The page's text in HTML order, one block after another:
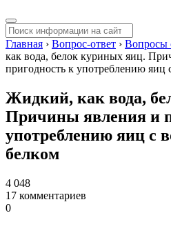
Главная › Вопрос-ответ › Вопросы
как вода, белок куриных яиц.
пригодность к употреблению яиц
Жидкий, как вода,
Причины явления и
употреблению яиц с
белком
4 048
17 комментариев
0